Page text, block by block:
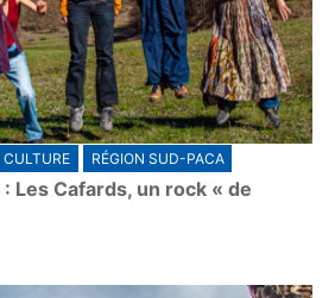
CULTURE RÉGION SUD-PACA
Les Cafards, un rock « de